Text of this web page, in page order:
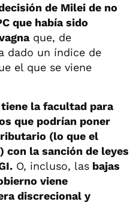
de Milei de no
que había sido
que, de
dado un índice de
el que se viene
tiene la facultad para
que podrían poner
(lo que el
con la sanción de leyes
O, incluso, las bajas
viene
discrecional y